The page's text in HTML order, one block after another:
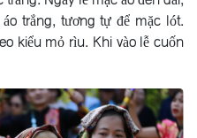
trắng, tương tự để mặc lót.
kiểu mỏ rìu. Khi vào lễ cuốn